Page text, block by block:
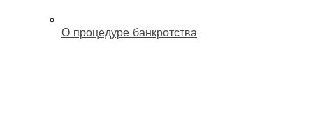
О процедуре банкротства